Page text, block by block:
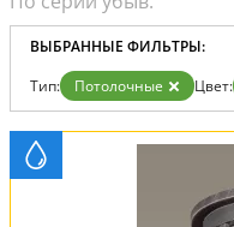
ВЫБРАННЫЕ ФИЛЬТРЫ:
Тип: Потолочные Цвет:
Вид:
Светильники